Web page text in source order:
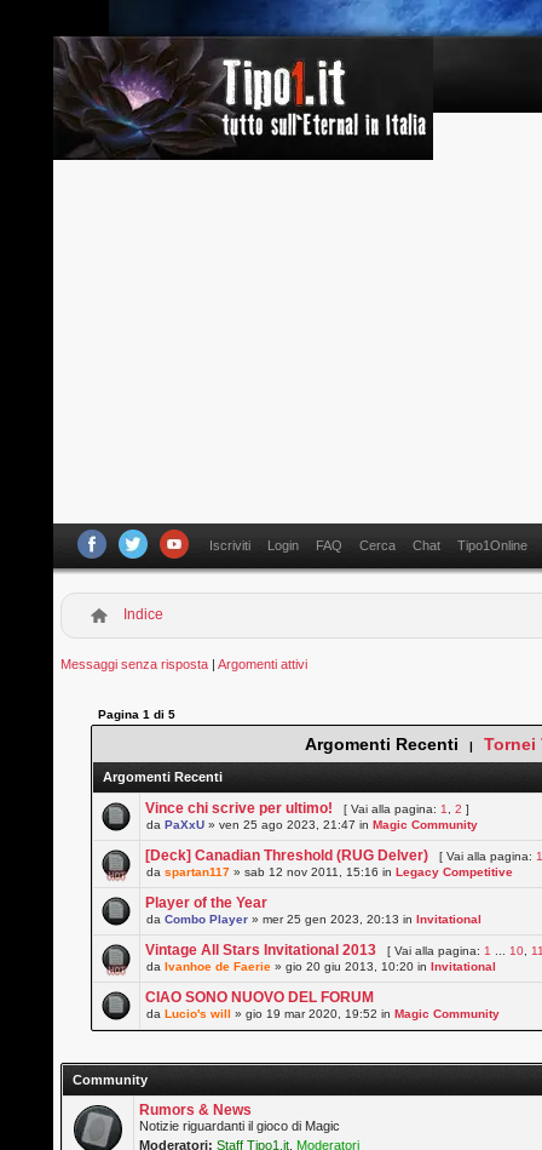
Iscriviti Login FAQ Cerca Chat Tipo1Online
Indice
Messaggi senza risposta |Argomenti attivi
Pagina1 di5
Argomenti Recenti | Tornei
Argomenti Recenti
Vince chi scrive per ultimo! [ Vai alla pagina: 1 ,2 ]
daPaXxU » ven 25 ago 2023, 21:47 inMagic Community
[Deck] Canadian Threshold (RUG Delver) [ Vai alla pagina:
daspartan117 » sab 12 nov 2011, 15:16 inLegacy Competitive
Player of the Year
daCombo Player » mer 25 gen 2023, 20:13 inInvitational
Vintage All Stars Invitational 2013 [ Vai alla pagina: 1 10
daIvanhoe de Faerie » gio 20 giu 2013, 10:20 inInvitational
CIAO SONO NUOVO DEL FORUM
daLucio's will » gio 19 mar 2020, 19:52 inMagic Community
Community
Rumors & News
Notizie riguardanti il gioco di Magic
Moderatori: Staff Tipo1.it Moderatori